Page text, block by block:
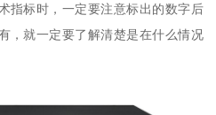
指标时，一定要注意标出的数字后
，就一定要了解清楚是在什么情况